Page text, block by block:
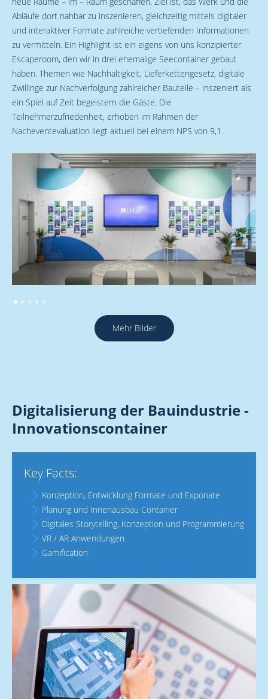
Abläufe dort nahbar zu inszenieren, gleichzeitig mittels digitaler
und interaktiver Formate zahlreiche vertiefenden Informationen
zu vermitteln. Ein Highlight ist ein eigens von uns konzipierter
Escaperoom, den wir in drei ehemalige Seecontainer gebaut
haben. Themen wie Nachhaltigkeit, Lieferkettengesetz, digitale
Zwillinge zur Nachverfolgung zahlreicher Bauteile – inszeniert als
ein Spiel auf Zeit begeistern die Gäste. Die
Teilnehmerzufriedenheit, erhoben im Rahmen der
Nacheventevaluation liegt aktuell bei einem NPS von 9,1.
Mehr Bilder
Digitalisierung der Bauindustrie -
Innovationscontainer
Key Facts:
Konzeption, Entwicklung Formate und Exponate
Planung und Innenausbau Container
Digitales Storytelling, Konzeption und Programmierung
VR / AR Anwendungen
Gamification